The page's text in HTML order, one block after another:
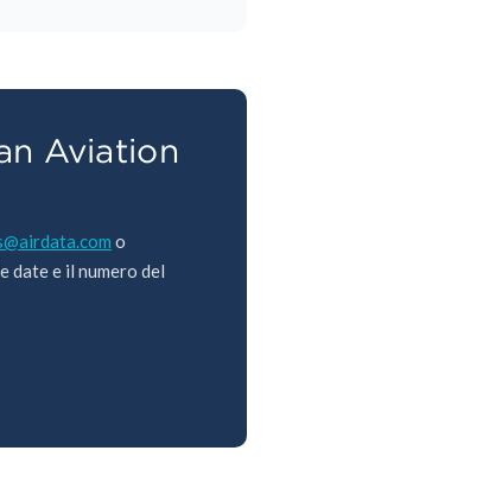
Aviation
o
date e il numero del